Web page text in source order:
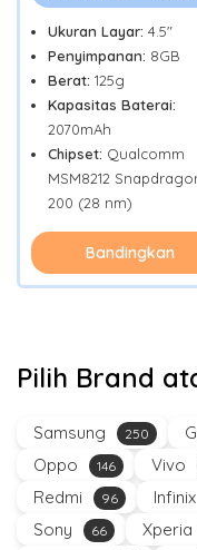
Ukuran Layar: 4.5"
Penyimpanan: 8GB
Berat: 125g
Kapasitas Baterai:
2070mAh
Chipset: Qualcomm
MSM8212
200 (28 nm)
Bandingkan
Pilih Brand
Samsung 250
Oppo 146 Vivo
Redmi 96 Infinix
Sony 66 Xperia